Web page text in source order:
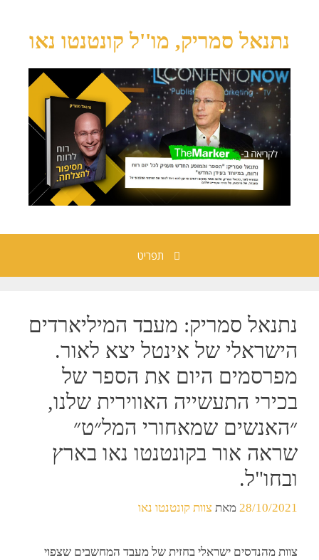
נתנאל סמריק, מו''ל קונטנטו נאו
תפריט
נתנאל סמריק: מעבד המיליארדים
הישראלי של אינטל יצא לאור.
מפרסמים היום את הספר של
בכירי התעשייה האווירית שלנו,
״האנשים שמאחורי המל״ט״
שראה אור בקונטנטו נאו בארץ
ובחו"ל.
28/10/2021 מאת צוות קונטנטו נאו
צוות מהנדסים ישראלי בחזית של מעבד המחשבים שצפוי